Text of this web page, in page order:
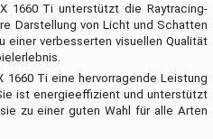
1660 Ti unterstützt die Raytracing-
Darstellung von Licht und Schatten
einer verbesserten visuellen Qualität
Ti eine hervorragende Leistung
ist energieeffizient und unterstützt
zu einer guten Wahl für alle Arten